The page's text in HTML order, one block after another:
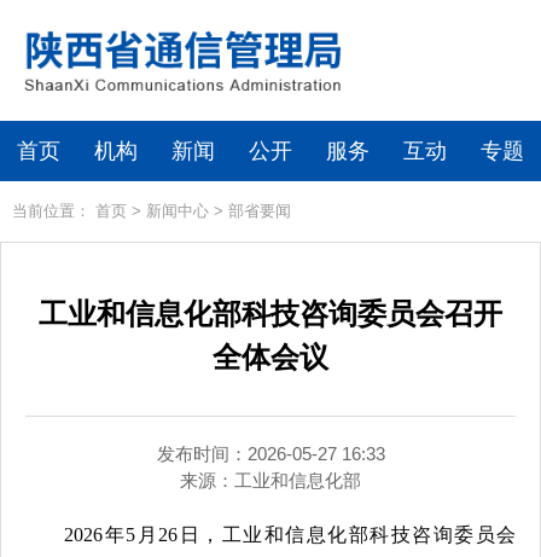
首页 机构 新闻 公开 服务 互动 专题
当前位置： 首页 > 新闻中心 > 部省要闻
工业和信息化部科技咨询委员会召开
全体会议
发布时间：2026-05-27 16:33
来源： 工业和信息化部
2026年5月26日，工业和信息化部科技咨询委员会